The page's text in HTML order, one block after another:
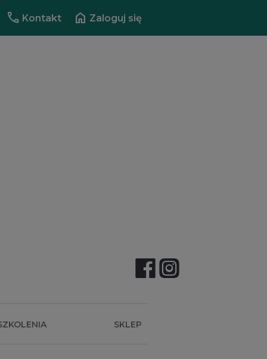
call Kontakt home Zaloguj się
SKLEP